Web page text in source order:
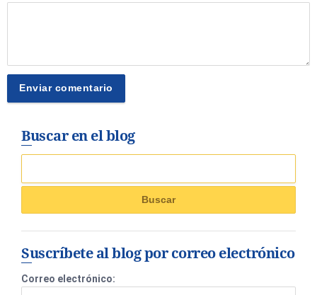
Buscar en el blog
Suscríbete al blog por correo electrónico
Correo electrónico: